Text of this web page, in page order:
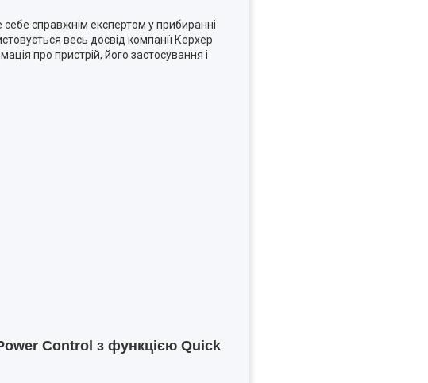
справжнім експертом у прибиранні
весь досвід компанії Керхер
про пристрій, його застосування і
Control з функцією Quick